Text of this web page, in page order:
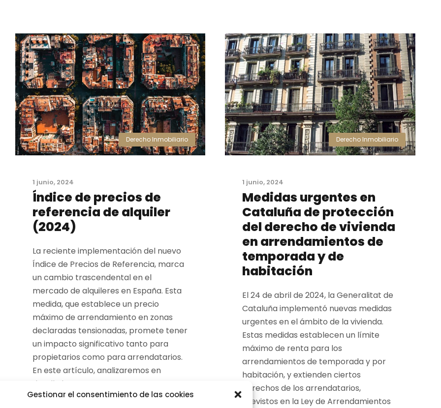
Gestionar el consentimiento de las cookies
Derecho Inmobiliario
1 junio, 2024
Índice de precios de
referencia de alquiler
(2024)
La reciente implementación del nuevo
Índice de Precios de Referencia, marca
un cambio trascendental en el
mercado de alquileres en España. Esta
medida, que establece un precio
máximo de arrendamiento en zonas
declaradas tensionadas, promete tener
un impacto significativo tanto para
propietarios como para arrendatarios.
En este artículo, analizaremos en
detalle lo que esta nueva...
Derecho Inmobiliario
1 junio, 2024
Medidas urgentes en
Cataluña de protección
del derecho de vivienda
en arrendamientos de
temporada y de
habitación
El 24 de abril de 2024, la Generalitat de
Cataluña implementó nuevas medidas
urgentes en el ámbito de la vivienda.
Estas medidas establecen un límite
máximo de renta para los
arrendamientos de temporada y por
habitación, y extienden ciertos
derechos de los arrendatarios,
previstos en la Ley de Arrendamientos